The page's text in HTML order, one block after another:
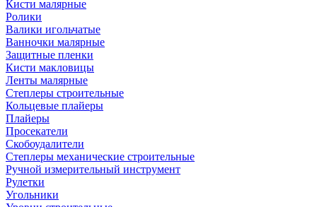
Кисти малярные
Ролики
Валики игольчатые
Ванночки малярные
Защитные пленки
Кисти макловицы
Ленты малярные
Степлеры строительные
Кольцевые плайеры
Плайеры
Просекатели
Скобоудалители
Степлеры механические строительные
Ручной измерительный инструмент
Рулетки
Угольники